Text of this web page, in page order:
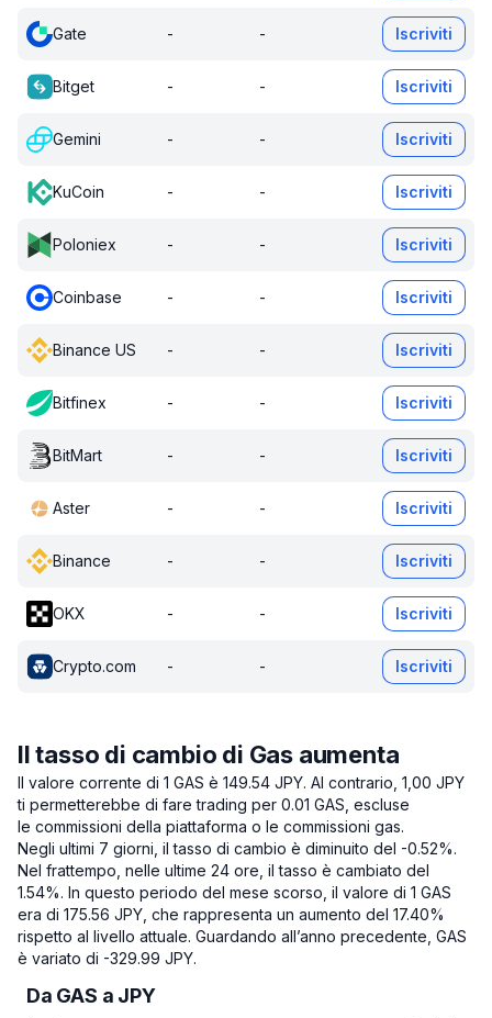
Gate - - Iscriviti
Bitget - - Iscriviti
Gemini - - Iscriviti
KuCoin - - Iscriviti
Poloniex - - Iscriviti
Coinbase - - Iscriviti
Binance US - - Iscriviti
Bitfinex - - Iscriviti
BitMart - - Iscriviti
Aster - - Iscriviti
Binance - - Iscriviti
OKX - - Iscriviti
Crypto.com - - Iscriviti
Il tasso di cambio di Gas aumenta
Il valore corrente di 1 GAS è 149.54 JPY. Al contrario, 1,00 JPY
ti permetterebbe di fare trading per 0.01 GAS, escluse
le commissioni della piattaforma o le commissioni gas.
Negli ultimi 7 giorni, il tasso di cambio è diminuito del -0.52%.
Nel frattempo, nelle ultime 24 ore, il tasso è cambiato del
1.54%. In questo periodo del mese scorso, il valore di 1 GAS
era di 175.56 JPY, che rappresenta un aumento del 17.40%
rispetto al livello attuale. Guardando all’anno precedente, GAS
è variato di -329.99 JPY.
Da GAS a JPY